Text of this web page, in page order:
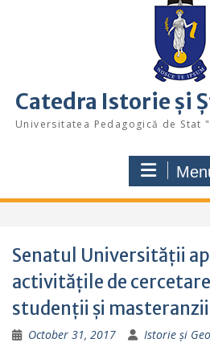
Catedra Istorie și
Universitatea Pedagogică de Stat
Senatul Universității
activitățile de
studenții și
October 31, 2017 Istorie și